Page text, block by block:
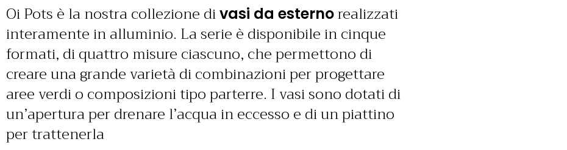
Oi Pots è la nostra collezione divasi da esternorealizzati
interamente in alluminio. La serie è disponibile in cinque
formati, di quattro misure ciascuno, che permettono di
creare una grande varietà di combinazioni per progettare
aree verdi o composizioni tipo parterre. I vasi sono dotati di
un’apertura per drenare l’acqua in eccesso e di un piattino
per trattenerla